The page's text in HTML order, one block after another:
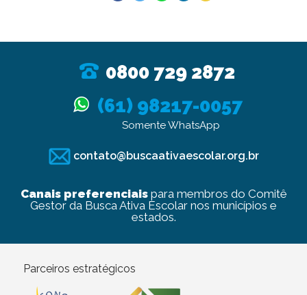
0800 729 2872
(61) 98217-0057
Somente WhatsApp
contato@buscaativaescolar.org.br
Canais preferenciaispara membros do Comitê
Gestor da Busca Ativa Escolar nos municípios e
estados.
Parceiros estratégicos